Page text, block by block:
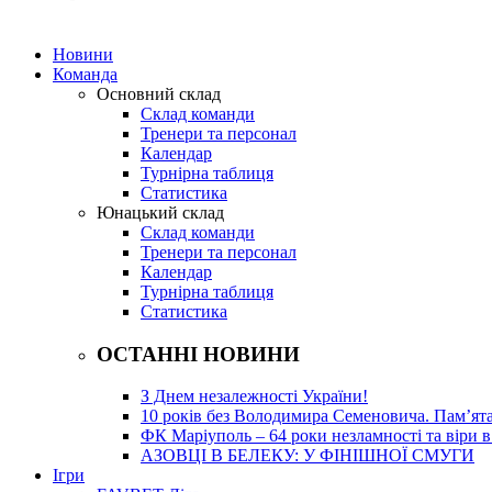
Новини
Команда
Основний склад
Склад команди
Тренери та персонал
Календар
Турнірна таблиця
Статистика
Юнацький склад
Склад команди
Тренери та персонал
Календар
Турнірна таблиця
Статистика
ОСТАННІ НОВИНИ
З Днем незалежності України!
10 років без Володимира Семеновича.
ФК Маріуполь – 64 роки незламності та віри
АЗОВЦІ В БЕЛЕКУ: У ФІНІШНОЇ СМУГИ
Ігри